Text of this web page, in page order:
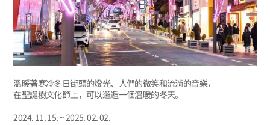
溫暖著寒冷冬日街頭的燈光、人們的微笑和流淌的音樂，
在聖誕樹文化節上，可以邂逅一個溫暖的冬天。
2024. 11. 15. ~ 2025. 02. 02.